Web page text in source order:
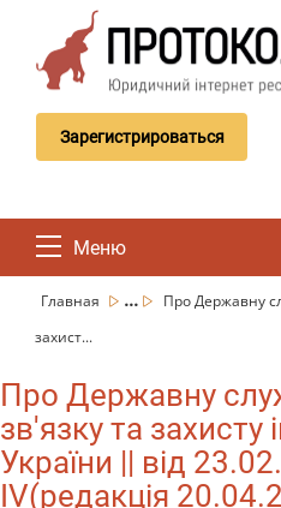
Зарегистрироваться
Меню
Главная ...
Про Державну
захист...
Про Державну
зв'язку та захисту
України || від
IV(редакція